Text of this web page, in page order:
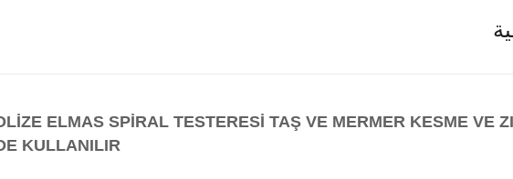
ELMAS SPİRAL TESTERESİ TAŞ VE MERMER KESME VE
KULLANILIR